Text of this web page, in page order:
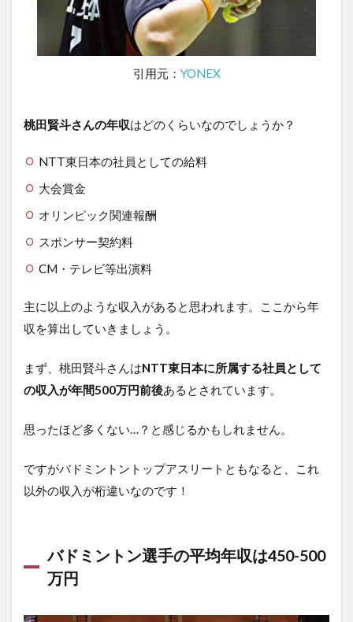
引用元： YONEX
桃田賢斗さんの年収はどのくらいなのでしょうか？
NTT東日本の社員としての給料
大会賞金
オリンピック関連報酬
スポンサー契約料
CM・テレビ等出演料
主に以上のような収入があると思われます。ここから年
収を算出していきましょう。
まず、桃田賢斗さんはNTT東日本に所属する社員として
の収入が年間500万円前後あるとされています。
思ったほど多くない…？と感じるかもしれません。
ですがバドミントントップアスリートともなると、これ
以外の収入が桁違いなのです！
バドミントン選手の平均年収は450-500
万円